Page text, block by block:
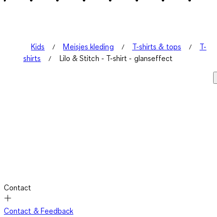
Kids Meisjes kleding T-shirts & tops
T-
shirts
Lilo & Stitch - T-shirt - glanseffect
Contact
Contact & Feedback